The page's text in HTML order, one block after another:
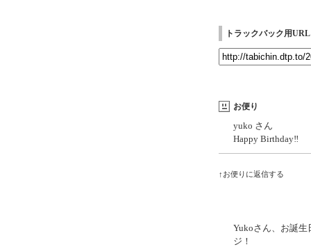
トラックバック用URL
お便り
yuko さん
Happy Birthday‼️
↑お便りに返信する
Yukoさん、お誕生
ジ！